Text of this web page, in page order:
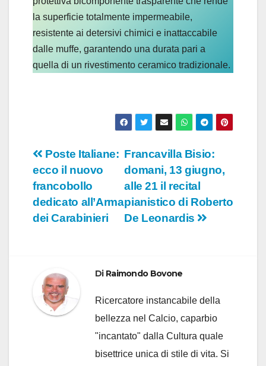
la superficie totalmente impermeabile,
resistente ai detersivi chimici e inattaccabile
dalle muffe, garantendo una durata pari a
quella di un rivestimento ceramico tradizionale.
Navigazione
articoli
Francavilla Bisio:
domani, 13 giugno,
alle 21 il recital
pianistico di Roberto
De Leonardis
Poste Italiane:
ecco il nuovo
francobollo
dedicato all’Arma
dei Carabinieri
Di Raimondo Bovone
Ricercatore instancabile della
bellezza nel Calcio, caparbio
"incantato" dalla Cultura quale
bisettrice unica di stile di vita. Si